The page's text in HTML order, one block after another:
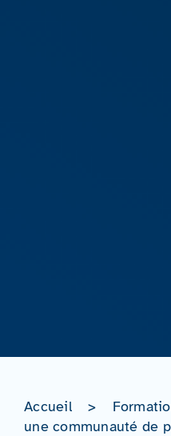
Accueil >
une communauté de